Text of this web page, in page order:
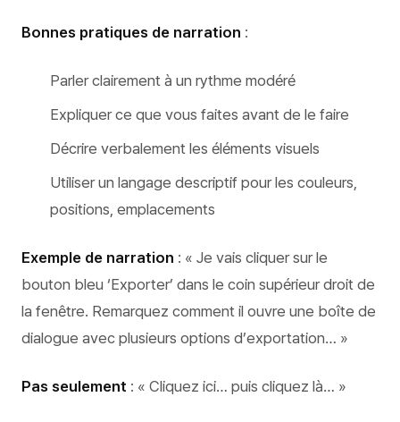
Bonnes pratiques de narration :
Parler clairement à un rythme modéré
Expliquer ce que vous faites avant de le faire
Décrire verbalement les éléments visuels
Utiliser un langage descriptif pour les couleurs,
positions, emplacements
Exemple de narration : « Je vais cliquer sur le
bouton bleu ‘Exporter’ dans le coin supérieur droit de
la fenêtre. Remarquez comment il ouvre une boîte de
dialogue avec plusieurs options d’exportation… »
Pas seulement : « Cliquez ici… puis cliquez là… »